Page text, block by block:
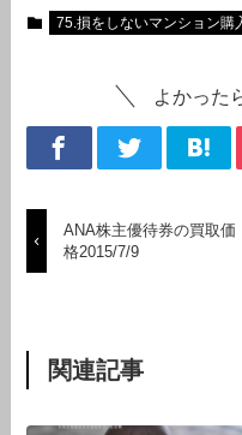
75.損をしないマンション購
よかった
ANA株主優待券の買取価
格2015/7/9
関連記事